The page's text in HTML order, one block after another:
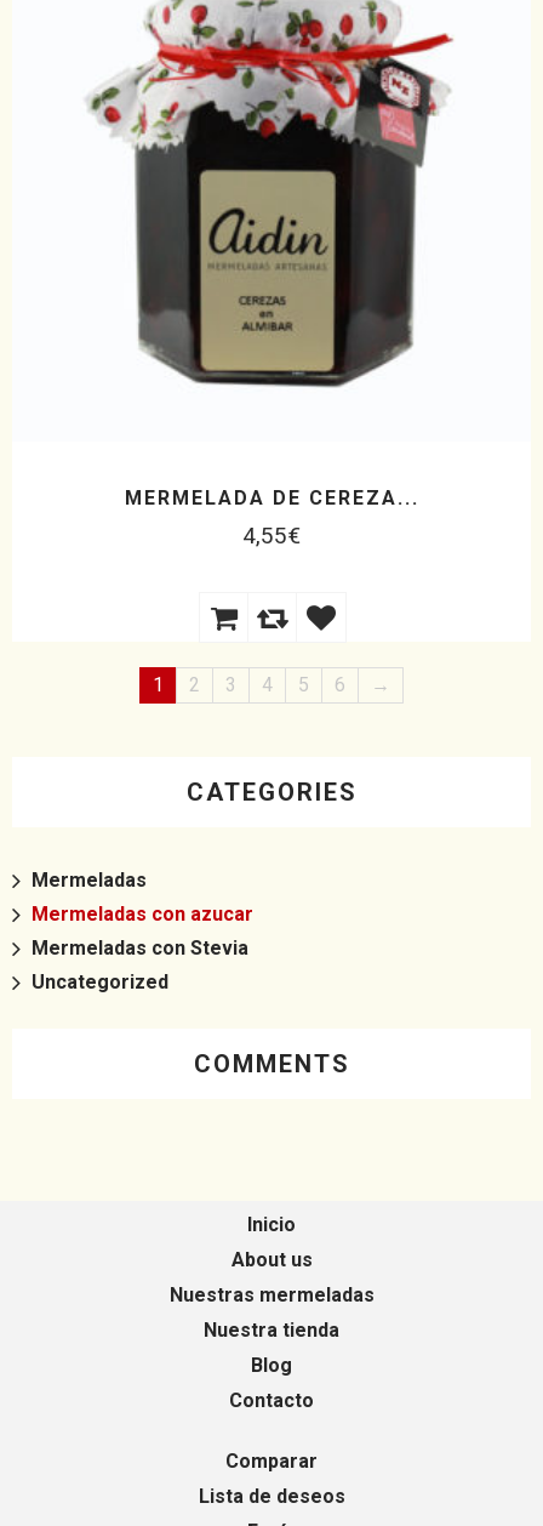
MERMELADA DE CEREZA...
4,55€
1 2 3 4 5 6 →
CATEGORIES
Mermeladas
Mermeladas con azucar
Mermeladas con Stevia
Uncategorized
COMMENTS
Inicio
About us
Nuestras mermeladas
Nuestra tienda
Blog
Contacto
Comparar
Lista de deseos